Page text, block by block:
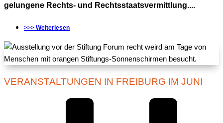
gelungene Rechts- und Rechtsstaatsvermittlung....
>>> Weiterlesen
VERANSTALTUNGEN IN FREIBURG IM JUNI